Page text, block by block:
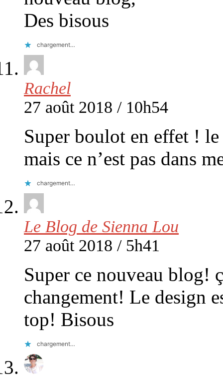
Des bisous
chargement…
Rachel
27 août 2018 / 10h54
Super boulot en effet !
mais ce n’est pas dans
chargement…
Le Blog de Sienna Lou
27 août 2018 / 5h41
Super ce nouveau blog!
changement! Le design
top! Bisous
chargement…